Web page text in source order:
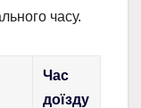
часу.
Час
доїзду